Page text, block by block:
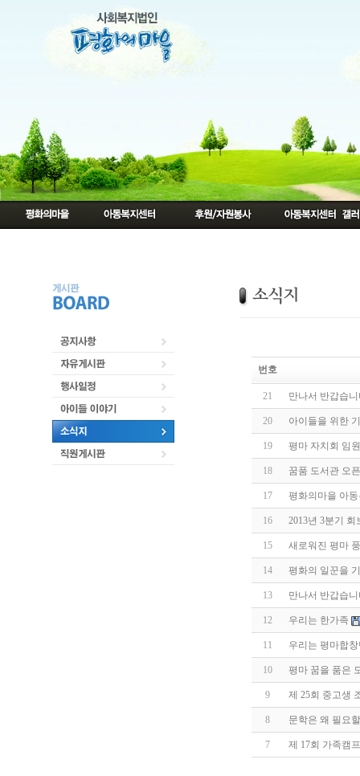
번호
21 만나서 반갑습
20 아이들을 위한
19 평마 자치회 임
18 꿈품 도서관 오
17 평화의마을 아
16 2013년 3분기 회
15 새로워진 평마
14 평화의 일꾼을
13 만나서 반갑습
12 우리는 한가족
11 우리는 평마합
10 평마 꿈을 품은
9 제 25회 중고생
8 문학은 왜 필요
7 제 17회 가족캠프